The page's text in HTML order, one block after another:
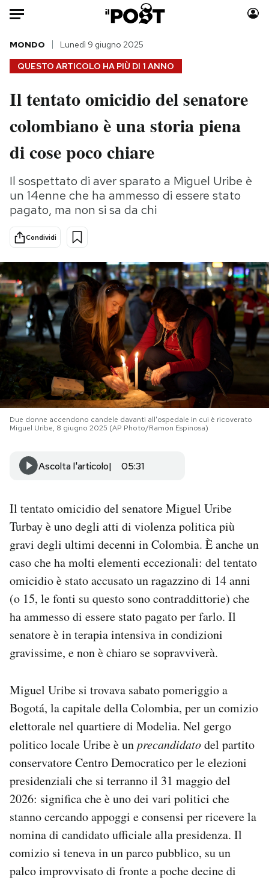
Auto
HOME
Italia
Politica
Tecnologia
Scienza
Cultura
Sport
Moda
Consumismi
Storie/Idee
Media
Europa
PODCAST
NEWSLETTER
I MIEI PREFERITI
Newsletter
Notifiche mobile
Regala il Post
Hai bisogno di aiuto?
Esci
QUESTO ARTICOLO HA PIÙ DI 1 ANNO
MONDO Lunedì 9 giugno 2025
Il tentato omicidio del senatore
colombiano è una storia piena
di cose poco chiare
Il sospettato di aver sparato a Miguel Uribe è
un 14enne che ha ammesso di essere stato
pagato, ma non si sa da chi
Condividi
Due donne accendono candele davanti all'ospedale in cui è ricoverato
Miguel Uribe, 8 giugno 2025 (AP Photo/Ramon Espinosa)
Ascolta l'articolo 05:31
Il tentato omicidio del senatore Miguel Uribe
Turbay è uno degli atti di violenza politica più
gravi degli ultimi decenni in Colombia. È anche un
caso che ha molti elementi eccezionali: del tentato
omicidio è stato accusato un ragazzino di 14 anni
(o 15, le fonti su questo sono contraddittorie) che
ha ammesso di essere stato pagato per farlo. Il
senatore è in terapia intensiva in condizioni
gravissime, e non è chiaro se sopravviverà.
Miguel Uribe si trovava sabato pomeriggio a
Bogotá, la capitale della Colombia, per un comizio
elettorale nel quartiere di Modelia. Nel gergo
politico locale Uribe è unprecandidatodel partito
conservatore Centro Democratico per le elezioni
presidenziali che si terranno il 31 maggio del
2026: significa che è uno dei vari politici che
stanno cercando appoggi e consensi per ricevere la
nomina di candidato ufficiale alla presidenza. Il
comizio si teneva in un parco pubblico, su un
palco improvvisato di fronte a poche decine di